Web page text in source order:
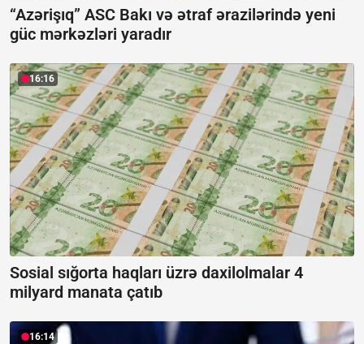
“Azərişıq” ASC Bakı və ətraf ərazilərində yeni
güc mərkəzləri yaradır
16:16
Sosial sığorta haqları üzrə daxilolmalar 4
milyard manata çatıb
16:14